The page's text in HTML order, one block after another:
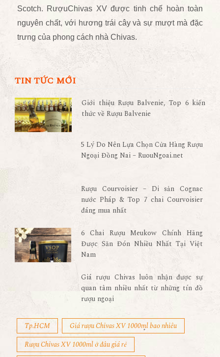
Scotch. RượuChivas XV được tinh chế hoàn toàn
nguyên chất, với hương trái cây và sự mượt mà đặc
trưng của phong cách nhà Chivas.
TIN TỨC MỚI
Giới thiệu Rượu Balvenie, Top 6 kiến
thức về Rượu Balvenie
5 Lý Do Nên Lựa Chọn Cửa Hàng Rượu
Ngoại Đồng Nai – RuouNgoai.net
Rượu Courvoisier – Di sản Cognac
nước Pháp & Top 7 chai Courvoisier
đáng mua nhất
6 Chai Rượu Meukow Chính Hãng
Được Săn Đón Nhiều Nhất Tại Việt
Nam
Giá rượu Chivas luôn nhận được sự
quan tâm nhiều nhất từ những tín đồ
rượu ngoại
Tp.HCM
Giá rượu Chivas XV 1000ml bao nhiêu
Rượu Chivas XV 1000ml ở đâu giá rẻ